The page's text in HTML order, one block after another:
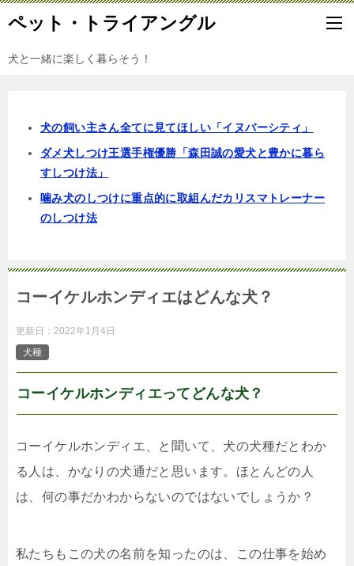
ペット・トライアングル
犬と一緒に楽しく暮らそう！
犬の飼い主さん全てに見てほしい「イヌバーシティ」
ダメ犬しつけ王選手権優勝「森田誠の愛犬と豊かに暮ら
すしつけ法」
噛み犬のしつけに重点的に取組んだカリスマトレーナー
のしつけ法
コーイケルホンディエはどんな犬？
更新日： 2022年1月4日
犬種
コーイケルホンディエってどんな犬？
コーイケルホンディエ、と聞いて、犬の犬種だとわか
る人は、かなりの犬通だと思います。ほとんどの人
は、何の事だかわからないのではないでしょうか？
私たちもこの犬の名前を知ったのは、この仕事を始め